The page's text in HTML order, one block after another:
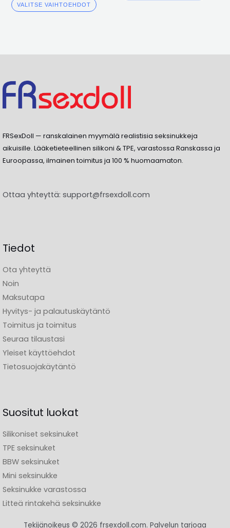
4.50
ulos 5
VALITSE VAIHTOEHDOT
FRSexDoll — ranskalainen myymälä realistisia seksinukkeja
aikuisille. Lääketieteellinen silikoni & TPE, varastossa Ranskassa ja
Euroopassa, ilmainen toimitus ja 100 % huomaamaton.
Ottaa yhteyttä: support@frsexdoll.com
Tiedot
Ota yhteyttä
Noin
Maksutapa
Hyvitys- ja palautuskäytäntö
Toimitus ja toimitus
Seuraa tilaustasi
Yleiset käyttöehdot
Tietosuojakäytäntö
Suositut luokat
Silikoniset seksinuket
TPE seksinuket
BBW seksinuket
Mini seksinukke
Seksinukke varastossa
Litteä rintakehä seksinukke
Tekijänoikeus © 2026 frsexdoll.com. Palvelun tarjoaa